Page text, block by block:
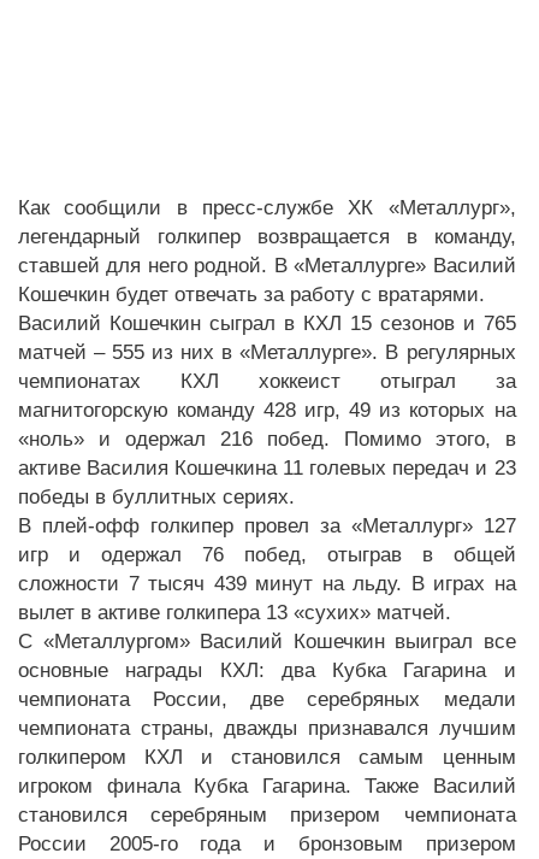
Как сообщили в пресс-службе ХК «Металлург»,
легендарный голкипер возвращается в команду,
ставшей для него родной. В «Металлурге» Василий
Кошечкин будет отвечать за работу с вратарями.
Василий Кошечкин сыграл в КХЛ 15 сезонов и 765
матчей – 555 из них в «Металлурге». В регулярных
чемпионатах КХЛ хоккеист отыграл за
магнитогорскую команду 428 игр, 49 из которых на
«ноль» и одержал 216 побед. Помимо этого, в
активе Василия Кошечкина 11 голевых передач и 23
победы в буллитных сериях.
В плей-офф голкипер провел за «Металлург» 127
игр и одержал 76 побед, отыграв в общей
сложности 7 тысяч 439 минут на льду. В играх на
вылет в активе голкипера 13 «сухих» матчей.
С «Металлургом» Василий Кошечкин выиграл все
основные награды КХЛ: два Кубка Гагарина и
чемпионата России, две серебряных медали
чемпионата страны, дважды признавался лучшим
голкипером КХЛ и становился самым ценным
игроком финала Кубка Гагарина. Также Василий
становился серебряным призером чемпионата
России 2005-го года и бронзовым призером